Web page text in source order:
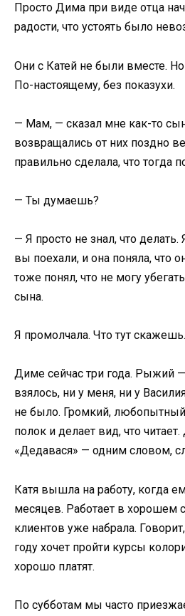
Просто Дима при виде отца
радости, что устоять было
Они с Катей не были вместе.
По-настоящему, без показухи.
— Мам, — сказал мне как-то
возвращались от них поздно
правильно сделала, что тогда
— Ты думаешь?
— Я просто не знал, что делать.
вы поехали, и она поняла, что
тоже понял, что не могу
сына.
Я промолчала. Что тут скажешь.
Диме сейчас три года. Рыжий
взялось, ни у меня, ни у
не было. Громкий, любопытный,
полок и делает вид, что
«Дедавася» — одним словом,
Катя вышла на работу, когда
месяцев. Работает в хорошем
клиентов уже набрала.
году хочет пройти курсы
хорошо платят.
По субботам мы часто